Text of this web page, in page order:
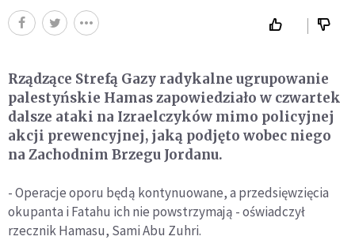
Rządzące Strefą Gazy radykalne ugrupowanie
palestyńskie Hamas zapowiedziało w czwartek
dalsze ataki na Izraelczyków mimo policyjnej
akcji prewencyjnej, jaką podjęto wobec niego
na Zachodnim Brzegu Jordanu.
- Operacje oporu będą kontynuowane, a przedsięwzięcia
okupanta i Fatahu ich nie powstrzymają - oświadczył
rzecznik Hamasu, Sami Abu Zuhri.